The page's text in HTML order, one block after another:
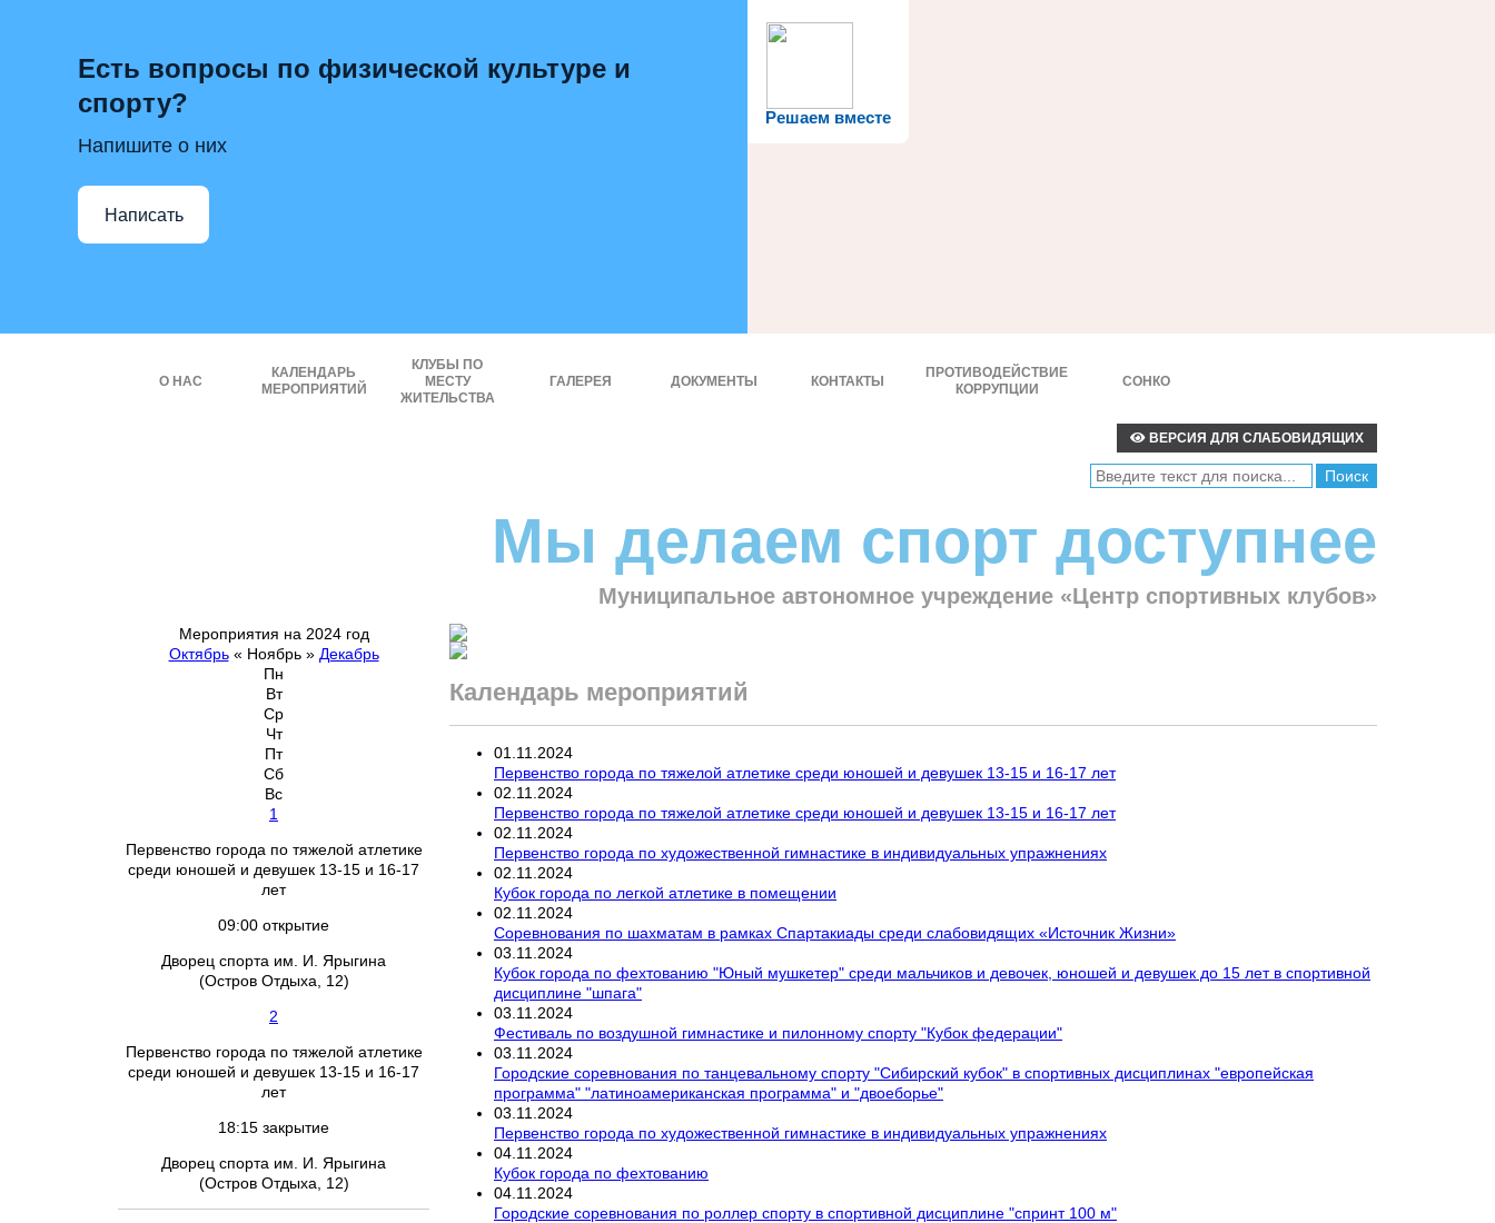
Решаем вместе
Есть вопросы по физической культуре и
спорту?
Напишите о них
Написать
О НАС
КАЛЕНДАРЬ
МЕРОПРИЯТИЙ
КЛУБЫ ПО
МЕСТУ
ЖИТЕЛЬСТВА
ГАЛЕРЕЯ ДОКУМЕНТЫ КОНТАКТЫ
ПРОТИВОДЕЙСТВИЕ
КОРРУПЦИИ
СОНКО
ВЕРСИЯ ДЛЯ СЛАБОВИДЯЩИХ
Мы делаем спорт доступнее
Муниципальное автономное учреждение «Центр спортивных клубов»
Мероприятия на 2024 год
Октябрь« Ноябрь» Декабрь
Пн
Вт
Ср
Чт
Пт
Сб
Вс
1
Первенство города по тяжелой атлетике
среди юношей и девушек 13-15 и 16-17
лет
09:00 открытие
Дворец спорта им. И. Ярыгина
(Остров Отдыха, 12)
2
Первенство города по тяжелой атлетике
среди юношей и девушек 13-15 и 16-17
лет
18:15 закрытие
Дворец спорта им. И. Ярыгина
(Остров Отдыха, 12)
Календарь мероприятий
01 11 2024
Первенство города по тяжелой атлетике среди юношей и девушек 13-15 и 16-17 лет
02 11 2024
Первенство города по тяжелой атлетике среди юношей и девушек 13-15 и 16-17 лет
02 11 2024
Первенство города по художественной гимнастике в индивидуальных упражнениях
02 11 2024
Кубок города по легкой атлетике в помещении
02 11 2024
Соревнования по шахматам в рамках Спартакиады среди слабовидящих «Источник Жизни»
03 11 2024
Кубок города по фехтованию "Юный мушкетер" среди мальчиков и девочек, юношей и девушек до 15 лет в спортивной
дисциплине "шпага"
03 11 2024
Фестиваль по воздушной гимнастике и пилонному спорту "Кубок федерации"
03 11 2024
Городские соревнования по танцевальному спорту "Сибирский кубок" в спортивных дисциплинах "европейская
программа" "латиноамериканская программа" и "двоеборье"
03 11 2024
Первенство города по художественной гимнастике в индивидуальных упражнениях
04 11 2024
Кубок города по фехтованию
04 11 2024
Городские соревнования по роллер спорту в спортивной дисциплине "спринт 100 м"